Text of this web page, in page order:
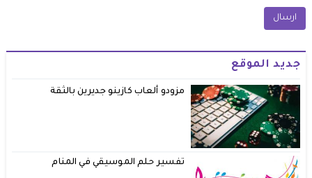
جديد الموقع
مزودو ألعاب كازينو جديرين بالثقة
تفسير حلم الموسيقي في المنام